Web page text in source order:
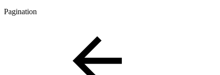
Pagination